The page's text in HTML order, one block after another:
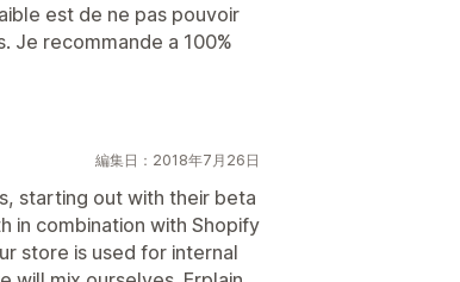
est de ne pas pouvoir
Je recommande a 100%
編集日：2018年7月26日
starting out with their beta
in combination with Shopify
store is used for internal